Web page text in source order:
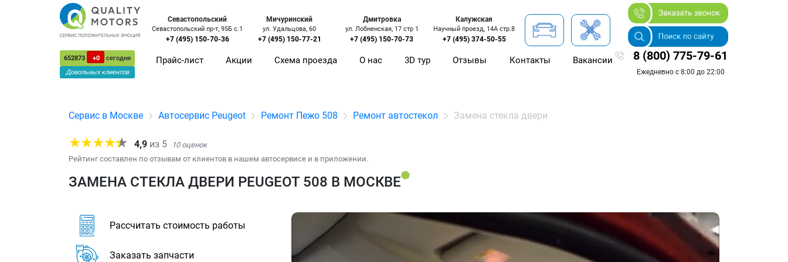
652873 +0
сегодня
Довольных клиентов
Севастопольский
Севастопольский пр-т, 95Б с.1
+7 (495) 150-70-36
Мичуринский
ул. Удальцова, 60
+7 (495) 150-77-21
Дмитровка
ул. Лобненская, 17 стр 1
+7 (495) 150-70-73
Калужская
Научный проезд, 14А стр.8
+7 (495) 374-50-55
Прайс-лист Акции Схема проезда О нас 3D тур Отзывы Контакты Вакансии 8 (800) 775-79-61
Ежедневно с 8:00 до 22:00
Сервис в Москве Автосервис Peugeot Ремонт Пежо 508 Ремонт автостекол Замена стекла двери
4,9 из 5 10оценок
Рейтинг составлен по отзывам от клиентов в нашем автосервисе и в приложении.
ЗАМЕНА СТЕКЛА ДВЕРИ PEUGEOT 508 В МОСКВЕ
Рассчитать стоимость работы
Заказать запчасти